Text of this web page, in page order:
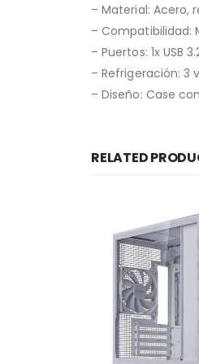
– Material: Acero,
– Compatibilidad:
– Puertos: 1x USB
– Refrigeración: 3
– Diseño: Case
RELATED